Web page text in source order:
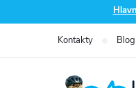
na
Kontakty Blog